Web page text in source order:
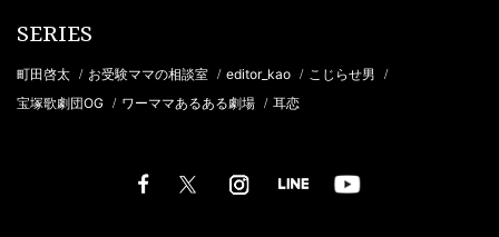
SERIES
町田啓太 / お受験ママの相談室 / editor_kao / こじらせ男 /
宝塚歌劇団OG / ワーママあるある劇場 / 耳恋